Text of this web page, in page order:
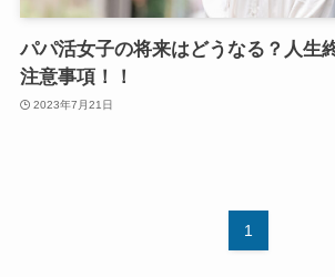
パパ活女子の将来はどうなる？人生
注意事項！！
2023年7月21日
1